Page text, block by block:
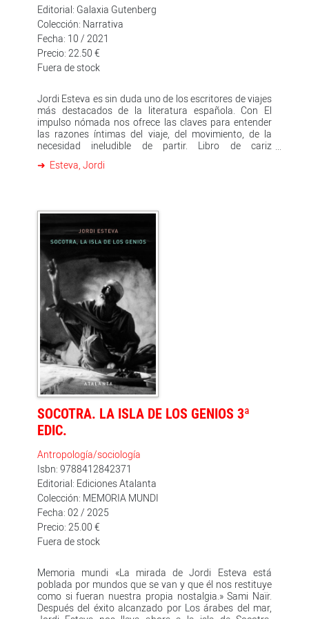
Editorial: Galaxia Gutenberg
Colección: Narrativa
Fecha: 10 / 2021
Precio: 22.50 €
Fuera de stock
Jordi Esteva es sin duda uno de los escritores de viajes
más destacados de la literatura española. Con El
impulso nómada nos ofrece las claves para entender
las razones íntimas del viaje, del movimiento, de la
necesidad ineludible de partir. Libro de cariz
la adolescencia del autor durante las que, impelidas
pronunciaba de niño una y otra vez, mientras se
enfrascaba en los libros de geografía, los atlas y los
mapas. Más adelante, el libro se detiene en el
descubrimiento de la homosexualidad y la descripción
de la Barcelona underground de los años setenta, un
tiempo de una gran creatividad y a la vez marcado por
la capacidad destructiva de la droga. Se narran los
primeros viajes a Sudán y la India, y principalmente la
estancia de cinco años en Egipto, país en el que Jordi
Esteva llegó a integrarse en los círculos intelectuales y
artísticos, con la inevitable implicación en política,
hasta que las amenazas de la policía secreta egipcia,
con períodos de prisión incluidos, le obligaron a
marchar. Se había roto el sueño del nómada, la
posibilidad de vivir en Egipto y formar parte de un
mundo distinto. Y la Barcelona a la que Esteva regresó
encaminaba a la especulación postolímpica y a la
banalización turística, mientras el sida iba haciendo
estragos entre los amigos. Todo ello conforma, en
palabras de Jacinto Antón en El País, 'unas memorias
emocionantes y conmovedoras en las que Jordi Esteva
pasa revista sin tapujos a su vida, sus extraordinarios
viajes, su sexualidad y sus sueños'.
Esteva, Jordi
SOCOTRA. LA ISLA DE LOS GENIOS 3ª
EDIC.
Antropología/sociología
Isbn: 9788412842371
Editorial: Ediciones Atalanta
Colección: MEMORIA MUNDI
Fecha: 02 / 2025
Precio: 25.00 €
Fuera de stock
Memoria mundi «La mirada de Jordi Esteva está
poblada por mundos que se van y que él nos restituye
como si fueran nuestra propia nostalgia.» Sami Naïr.
Después del éxito alcanzado por Los árabes del mar,